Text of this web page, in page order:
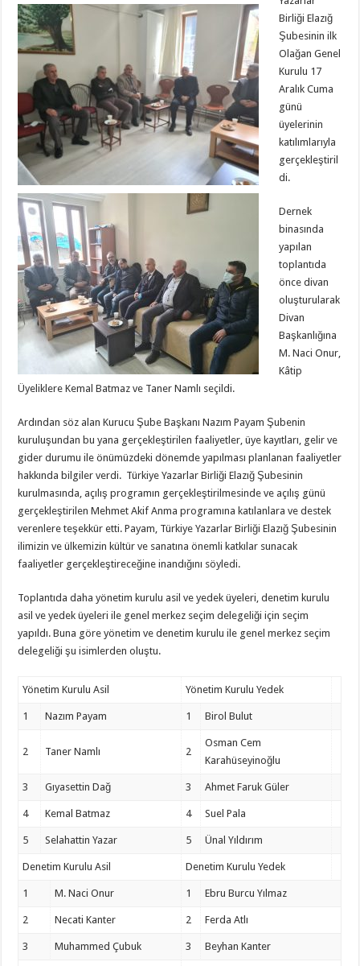
Birliği Elazığ
Şubesinin ilk
Olağan Genel
Kurulu 17
Aralık Cuma
günü
üyelerinin
katılımlarıyla
gerçekleştiril
di.
Dernek
binasında
yapılan
toplantıda
önce divan
oluşturularak
Divan
Başkanlığına
M. Naci Onur,
Kâtip
Üyeliklere Kemal Batmaz ve Taner Namlı seçildi.
Ardından söz alan Kurucu Şube Başkanı Nazım Payam Şubenin
kuruluşundan bu yana gerçekleştirilen faaliyetler, üye kayıtları, gelir ve
gider durumu ile önümüzdeki dönemde yapılması planlanan faaliyetler
hakkında bilgiler verdi. Türkiye Yazarlar Birliği Elazığ Şubesinin
kurulmasında, açılış programın gerçekleştirilmesinde ve açılış günü
gerçekleştirilen Mehmet Akif Anma programına katılanlara ve destek
verenlere teşekkür etti. Payam, Türkiye Yazarlar Birliği Elazığ Şubesinin
ilimizin ve ülkemizin kültür ve sanatına önemli katkılar sunacak
faaliyetler gerçekleştireceğine inandığını söyledi.
Toplantıda daha yönetim kurulu asil ve yedek üyeleri, denetim kurulu
asil ve yedek üyeleri ile genel merkez seçim delegeliği için seçim
yapıldı. Buna göre yönetim ve denetim kurulu ile genel merkez seçim
delegeliği şu isimlerden oluştu.
Yönetim Kurulu Asil Yönetim Kurulu Yedek
1 Nazım Payam 1 Birol Bulut
2 Taner Namlı 2
Osman Cem
Karahüseyinoğlu
3 Gıyasettin Dağ 3 Ahmet Faruk Güler
4 Kemal Batmaz 4 Suel Pala
5 Selahattin Yazar 5 Ünal Yıldırım
Denetim Kurulu Asil Denetim Kurulu Yedek
1 M. Naci Onur 1 Ebru Burcu Yılmaz
2 Necati Kanter 2 Ferda Atlı
3 Muhammed Çubuk 3 Beyhan Kanter